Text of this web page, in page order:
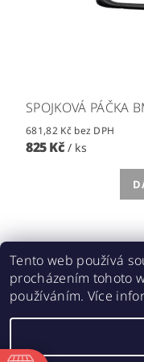
SPOJKOVÁ PÁČKA
681,82 Kč bez DPH
825 Kč / ks
Acebikes bezpečná
2026 ©
Tento web používá
procházením tohoto
používáním. Více